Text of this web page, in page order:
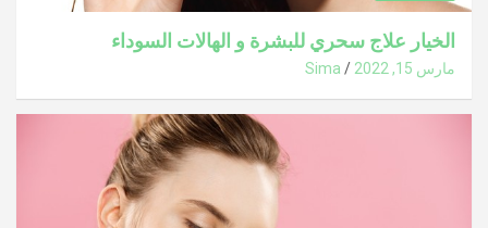
الخيار علاج سحري للبشرة و الهالات السوداء
مارس 15, 2022 Sima